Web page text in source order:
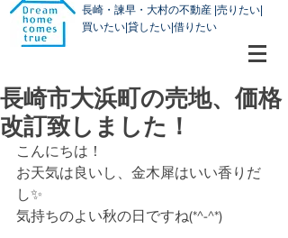
長崎・諫早・大村の不動産 |売りたい|
買いたい|貸したい|借りたい
長崎市大浜町の売地、価格
改訂致しました！
こんにちは！
お天気は良いし、金木犀はいい香りだ
し✨
気持ちのよい秋の日ですね(*^-^*)